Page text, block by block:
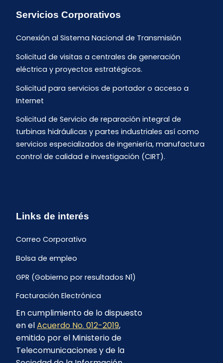
Servicios Corporativos
Conexión al Sistema Nacional de Transmisión
Solicitud de visitas a centrales de generación
eléctrica y proyectos estratégicos.
Solicitud para servicios de portador o acceso a
Internet
Solicitud de Servicio de reparación integral de
turbinas hidráulicas y partes industriales así como
servicios especializados de ingeniería, manufactura
control de calidad e investigación (CIRT).
Links de interés
Correo Corporativo
Bolsa de empleo
GPR (Gobierno por resultados N1)
Facturación Electrónica
Archivo Histórico de Facturación
Portal Ambiental y Social
Proyecto Geotérmico Chachimbiro
En cumplimiento de lo dispuesto
en elAcuerdo No. 012-2019,
emitido por el Ministerio de
Telecomunicaciones y de la